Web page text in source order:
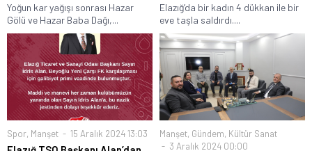
Yoğun kar yağışı sonrası Hazar
Gölü ve Hazar Baba Dağı,...
Elazığ’da bir kadın 4 dükkan ile bir
eve taşla saldırdı....
Spor, Manşet 15 Aralık 2024 13:03 Manşet, Gündem, Kültür Sanat
3 Aralık 2024 00:00